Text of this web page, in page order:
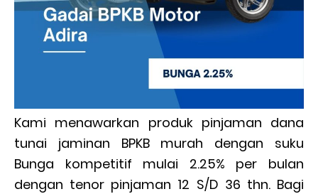
Kami menawarkan produk pinjaman dana
tunai jaminan BPKB murah dengan suku
Bunga kompetitif mulai 2.25% per bulan
dengan tenor pinjaman 12 S/D 36 thn. Bagi